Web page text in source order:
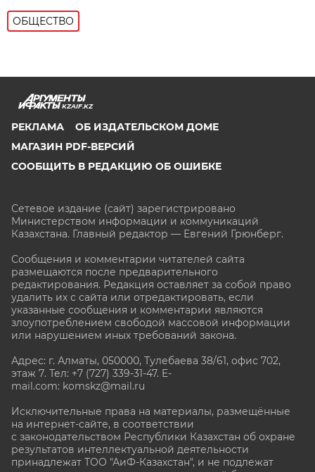
ОБЩЕСТВО
KZAIF.KZ
РЕКЛАМА
ОБ ИЗДАТЕЛЬСКОМ ДОМЕ
МАГАЗИН PDF-ВЕРСИЙ
СООБЩИТЬ В РЕДАКЦИЮ ОБ ОШИБКЕ
Сетевое издание (сайт) зарегистрировано
Министерством информации и коммуникаций
Казахстана. Главный редактор — Евгений Грюнберг.
Сообщения и комментарии читателей сайта
размещаются после предварительного
редактирования. Редакция оставляет за собой право
удалить их с сайта или отредактировать, если
указанные сообщения и комментарии являются
злоупотреблением свободой массовой информации
или нарушением иных требований закона.
Адрес: г. Алматы, 050000, Тулебаева 38/61, офис 702,
этаж 7. Тел: +7 (727) 339-31-47. E-
mail.com: komskz@mail.ru
Исключительные права на материалы, размещённые
на интернет-сайте, в соответствии
с законодательством Республики Казахстан об охране
результатов интеллектуальной деятельности
принадлежат ТОО "АиФ-Казахстан", и не подлежат